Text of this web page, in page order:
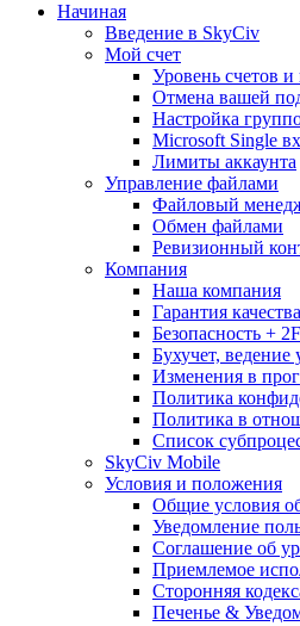
Начиная
Введение в SkyCiv
Мой счет
Уровень счетов
Отмена вашей
Настройка
Microsoft Single
Лимиты аккаунта
Управление файлами
Файловый
Обмен файлами
Ревизионный
Компания
Наша компания
Гарантия качества
Безопасность +
Бухучет, ведение
Изменения в
Политика
Политика в
Список
SkyCiv Mobile
Условия и положения
Общие условия
Уведомление
Соглашение об
Приемлемое
Сторонняя
Печенье &